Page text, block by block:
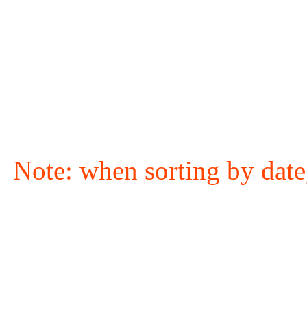
Note: when sorting by